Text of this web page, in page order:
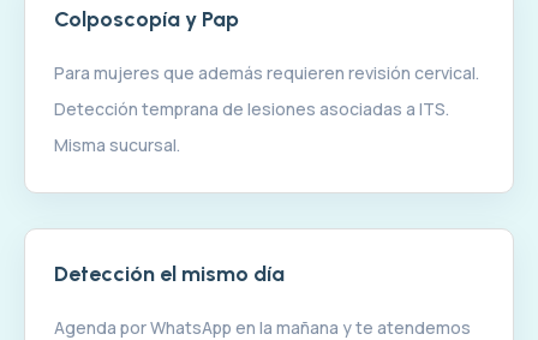
Colposcopía y Pap
Para mujeres que además requieren revisión cervical.
Detección temprana de lesiones asociadas a ITS.
Misma sucursal.
Detección el mismo día
Agenda por WhatsApp en la mañana y te atendemos